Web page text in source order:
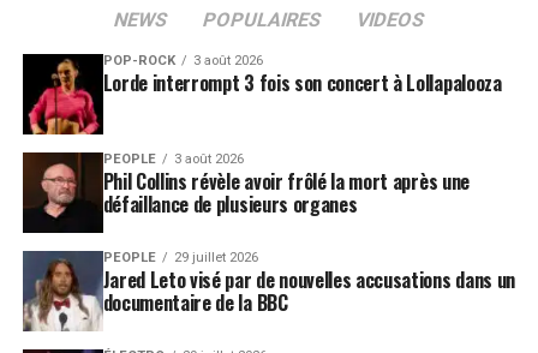
NEWS POPULAIRES VIDEOS
POP-ROCK 3 août 2026
Lorde interrompt 3 fois son concert à Lollapalooza
PEOPLE 3 août 2026
Phil Collins révèle avoir frôlé la mort après une
défaillance de plusieurs organes
PEOPLE 29 juillet 2026
Jared Leto visé par de nouvelles accusations dans un
documentaire de la BBC